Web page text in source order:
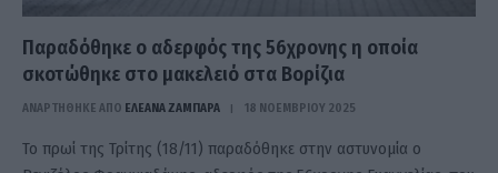
Παραδόθηκε ο αδερφός της 56χρονης η οποία
σκοτώθηκε στο μακελειό στα Βορίζια
ΑΝΑΡΤΗΘΗΚΕ ΑΠΟ ΕΛΕΑΝΑ ΖΑΜΠΑΡΑ 18 ΝΟΕΜΒΡΊΟΥ 2025
Το πρωί της Τρίτης (18/11) παραδόθηκε στην αστυνομία ο